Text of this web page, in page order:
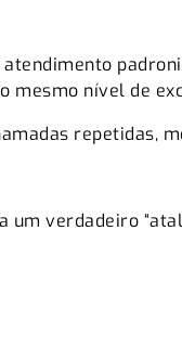
mesmo nível de
repetidas,
verdadeiro